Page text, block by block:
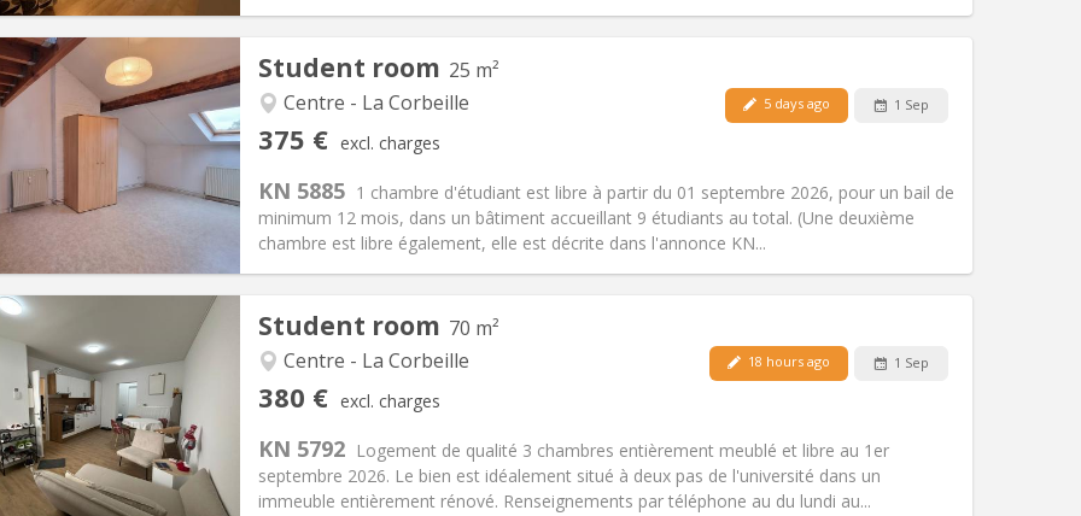
Student room 25 m²
Centre - La Corbeille
375 € excl. charges
5 days ago 1 Sep
KN 5885 1 chambre d'étudiant est libre à partir du 01 septembre 2026, pour un bail de
minimum 12 mois, dans un bâtiment accueillant 9 étudiants au total. (Une deuxième
chambre est libre également, elle est décrite dans l'annonce KN...
Info
€
80 €
12 months
No
Arrangement
Bathroom: Private bathroom
Surface:25 m2
Other
Atmosphere:Community, studious,
Non-smoking
Student room 70 m²
Centre - La Corbeille
380 € excl. charges
18 hours ago 1 Sep
KN 5792 Logement de qualité 3 chambres entièrement meublé et libre au 1er
septembre 2026. Le bien est idéalement situé à deux pas de l'université dans un
immeuble entièrement rénové. Renseignements par téléphone au du lundi au...
Info
€
120 €
12 months
No
Arrangement
Bathroom:Shared bathroom
Surface:70 m2
Other
Atmosphere:Warm, studious,
Non-smoking